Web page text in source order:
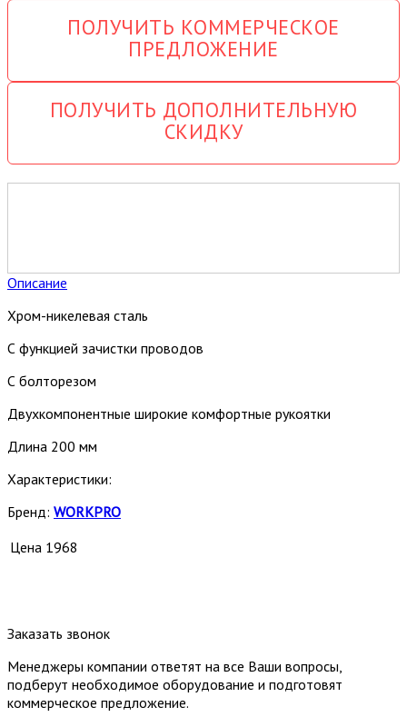
ПОЛУЧИТЬ КОММЕРЧЕСКОЕ
ПРЕДЛОЖЕНИЕ
ПОЛУЧИТЬ ДОПОЛНИТЕЛЬНУЮ
СКИДКУ
Описание
Хром-никелевая сталь
С функцией зачистки проводов
С болторезом
Двухкомпонентные широкие комфортные рукоятки
Длина 200 мм
Характеристики:
Бренд: WORKPRO
Цена 1968
Заказать звонок
Менеджеры компании ответят на все Ваши вопросы,
подберут необходимое оборудование и подготовят
коммерческое предложение.